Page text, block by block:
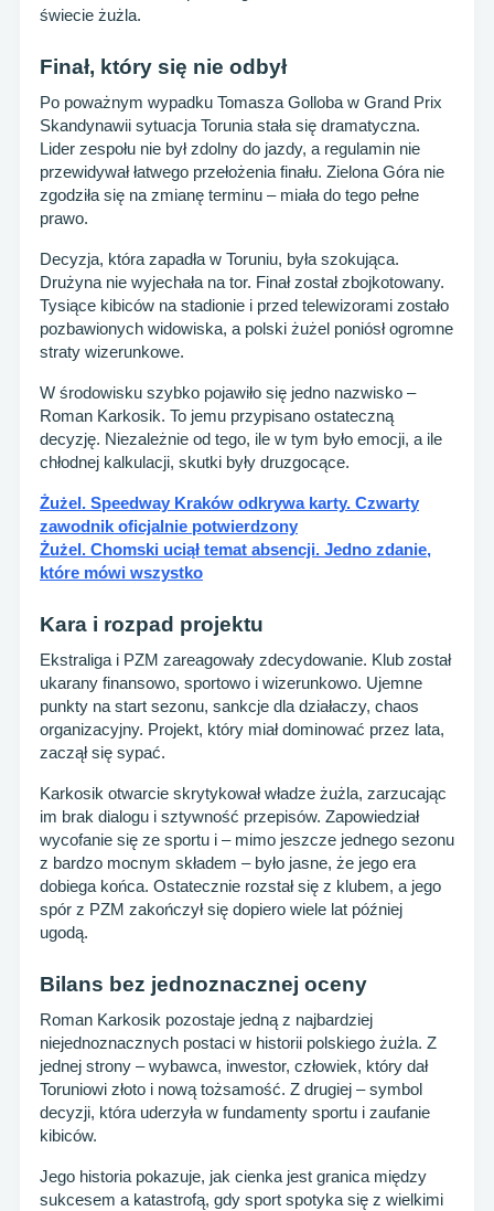
świecie żużla.
Finał, który się nie odbył
Po poważnym wypadku Tomasza Golloba w Grand Prix
Skandynawii sytuacja Torunia stała się dramatyczna.
Lider zespołu nie był zdolny do jazdy, a regulamin nie
przewidywał łatwego przełożenia finału. Zielona Góra nie
zgodziła się na zmianę terminu – miała do tego pełne
prawo.
Decyzja, która zapadła w Toruniu, była szokująca.
Drużyna nie wyjechała na tor. Finał został zbojkotowany.
Tysiące kibiców na stadionie i przed telewizorami zostało
pozbawionych widowiska, a polski żużel poniósł ogromne
straty wizerunkowe.
W środowisku szybko pojawiło się jedno nazwisko –
Roman Karkosik. To jemu przypisano ostateczną
decyzję. Niezależnie od tego, ile w tym było emocji, a ile
chłodnej kalkulacji, skutki były druzgocące.
Żużel. Speedway Kraków odkrywa karty. Czwarty
zawodnik oficjalnie potwierdzony
Żużel. Chomski uciął temat absencji. Jedno zdanie,
które mówi wszystko
Kara i rozpad projektu
Ekstraliga i PZM zareagowały zdecydowanie. Klub został
ukarany finansowo, sportowo i wizerunkowo. Ujemne
punkty na start sezonu, sankcje dla działaczy, chaos
organizacyjny. Projekt, który miał dominować przez lata,
zaczął się sypać.
Karkosik otwarcie skrytykował władze żużla, zarzucając
im brak dialogu i sztywność przepisów. Zapowiedział
wycofanie się ze sportu i – mimo jeszcze jednego sezonu
z bardzo mocnym składem – było jasne, że jego era
dobiega końca. Ostatecznie rozstał się z klubem, a jego
spór z PZM zakończył się dopiero wiele lat później
ugodą.
Bilans bez jednoznacznej oceny
Roman Karkosik pozostaje jedną z najbardziej
niejednoznacznych postaci w historii polskiego żużla. Z
jednej strony – wybawca, inwestor, człowiek, który dał
Toruniowi złoto i nową tożsamość. Z drugiej – symbol
decyzji, która uderzyła w fundamenty sportu i zaufanie
kibiców.
Jego historia pokazuje, jak cienka jest granica między
sukcesem a katastrofą, gdy sport spotyka się z wielkimi